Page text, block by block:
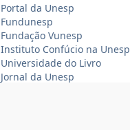
Portal da Unesp
Fundunesp
Fundação Vunesp
Instituto Confúcio na Unesp
Universidade do Livro
Jornal da Unesp